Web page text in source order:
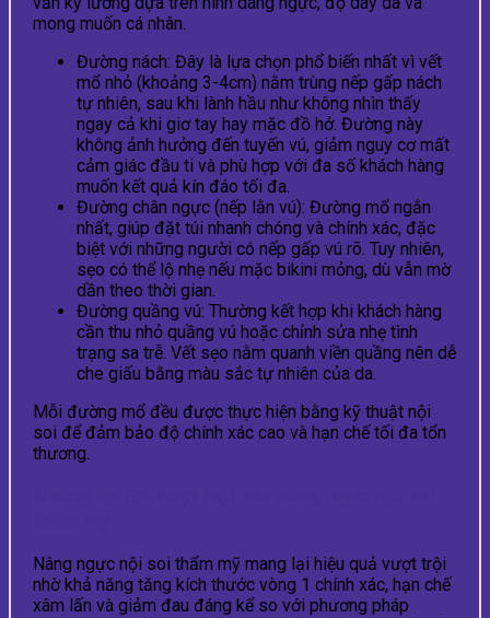
mong muốn cá nhân.
Đường nách: Đây là lựa chọn phổ biến nhất vì vết
mổ nhỏ (khoảng 3-4cm) nằm trùng nếp gấp nách
tự nhiên, sau khi lành hầu như không nhìn thấy
ngay cả khi giơ tay hay mặc đồ hở. Đường này
không ảnh hưởng đến tuyến vú, giảm nguy cơ mất
cảm giác đầu ti và phù hợp với đa số khách hàng
muốn kết quả kín đáo tối đa.
Đường chân ngực (nếp lằn vú): Đường mổ ngắn
nhất, giúp đặt túi nhanh chóng và chính xác, đặc
biệt với những người có nếp gấp vú rõ. Tuy nhiên,
sẹo có thể lộ nhẹ nếu mặc bikini mỏng, dù vẫn mờ
dần theo thời gian.
Đường quầng vú: Thường kết hợp khi khách hàng
cần thu nhỏ quầng vú hoặc chỉnh sửa nhẹ tình
trạng sa trễ. Vết sẹo nằm quanh viền quầng nên dễ
che giấu bằng màu sắc tự nhiên của da.
Mỗi đường mổ đều được thực hiện bằng kỹ thuật nội
soi để đảm bảo độ chính xác cao và hạn chế tối đa tổn
thương.
Nâng ngực nội soi thẩm mỹ mang lại hiệu quả vượt trội
nhờ khả năng tăng kích thước vòng 1 chính xác, hạn chế
xâm lấn và giảm đau đáng kể so với phương pháp